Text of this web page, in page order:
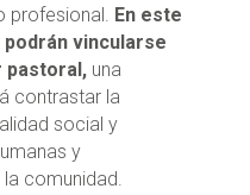
profesional. En este
vincularse
pastoral,una
contrastar la
social y
y
comunidad.